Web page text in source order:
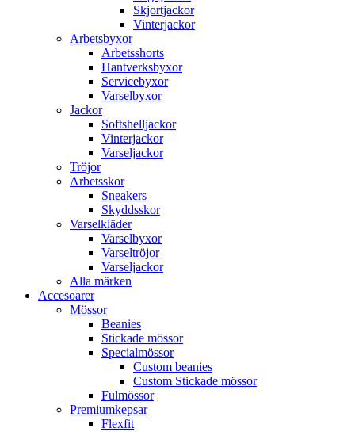
Skjortjackor
Vinterjackor
Arbetsbyxor
Arbetsshorts
Hantverksbyxor
Servicebyxor
Varselbyxor
Jackor
Softshelljackor
Vinterjackor
Varseljackor
Tröjor
Arbetsskor
Sneakers
Skyddsskor
Varselkläder
Varselbyxor
Varseltröjor
Varseljackor
Alla märken
Accesoarer
Mössor
Beanies
Stickade mössor
Specialmössor
Custom beanies
Custom Stickade mössor
Fulmössor
Premiumkepsar
Flexfit